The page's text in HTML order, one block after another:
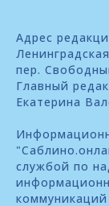
Адрес
пер.
Главный
Екатерина
службой по